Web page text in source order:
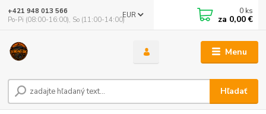
Menu
EUR
Hľadať
+421 948 013 566
Po-Pi (08:00-16:00), So (11:00-14:00)
0 ks
za 0,00 €